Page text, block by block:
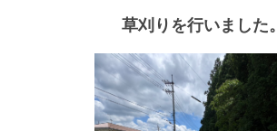
草刈りを行いました。